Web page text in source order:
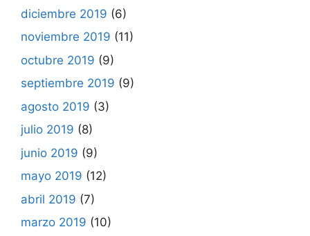
diciembre 2019 (6)
noviembre 2019 (11)
octubre 2019 (9)
septiembre 2019 (9)
agosto 2019 (3)
julio 2019 (8)
junio 2019 (9)
mayo 2019 (12)
abril 2019 (7)
marzo 2019 (10)